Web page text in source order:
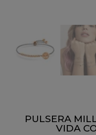
PULSERA
VIDA